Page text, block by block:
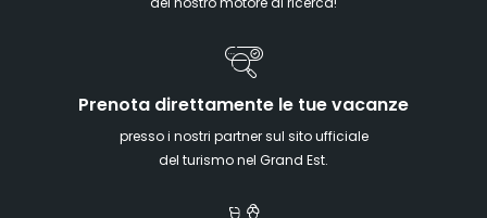
del nostro motore di ricerca!
Prenota direttamente le tue vacanze
presso i nostri partner sul sito ufficiale
del turismo nel Grand Est.